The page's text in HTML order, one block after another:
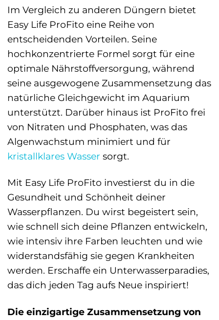
Im Vergleich zu anderen Düngern bietet
Easy Life ProFito eine Reihe von
entscheidenden Vorteilen. Seine
hochkonzentrierte Formel sorgt für eine
optimale Nährstoffversorgung, während
seine ausgewogene Zusammensetzung das
natürliche Gleichgewicht im Aquarium
unterstützt. Darüber hinaus ist ProFito frei
von Nitraten und Phosphaten, was das
Algenwachstum minimiert und für
kristallklares Wasser sorgt.
Mit Easy Life ProFito investierst du in die
Gesundheit und Schönheit deiner
Wasserpflanzen. Du wirst begeistert sein,
wie schnell sich deine Pflanzen entwickeln,
wie intensiv ihre Farben leuchten und wie
widerstandsfähig sie gegen Krankheiten
werden. Erschaffe ein Unterwasserparadies,
das dich jeden Tag aufs Neue inspiriert!
Die einzigartige Zusammensetzung von